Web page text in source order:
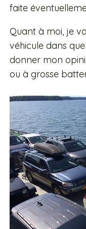
faite
Quant à moi, je
véhicule dans
donner mon
ou à grosse